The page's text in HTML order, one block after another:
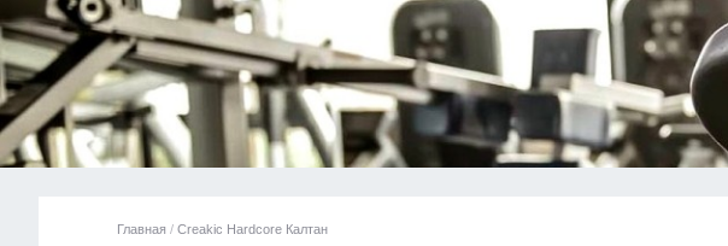
Главная / Creakic Hardcore Калтан